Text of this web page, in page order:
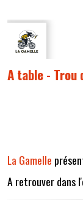
A table - Trou
La Gamelle
A retrouver dans